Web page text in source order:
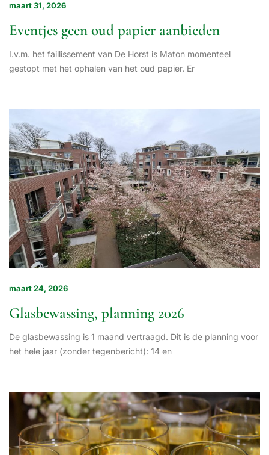
maart 31, 2026
Eventjes geen oud papier aanbieden
I.v.m. het faillissement van De Horst is Maton momenteel
gestopt met het ophalen van het oud papier. Er
maart 24, 2026
Glasbewassing, planning 2026
De glasbewassing is 1 maand vertraagd. Dit is de planning voor
het hele jaar (zonder tegenbericht): 14 en